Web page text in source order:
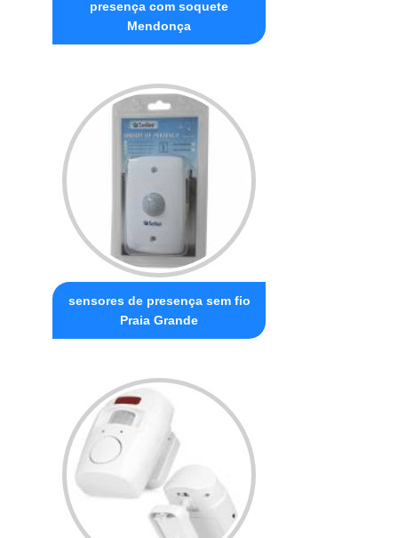
presença com soquete
Mendonça
sensores de presença sem fio
Praia Grande